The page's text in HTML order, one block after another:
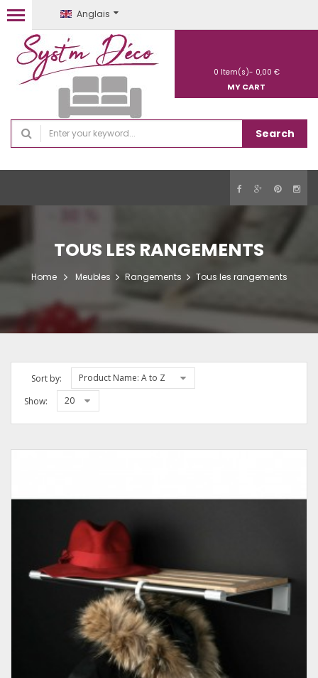
Anglais
Search
0 Item(s)- 0,00 €
MY CART
TOUS LES RANGEMENTS
Home Meubles Rangements Tous les rangements
Sort by:
Product Name: A to Z
Show:
20